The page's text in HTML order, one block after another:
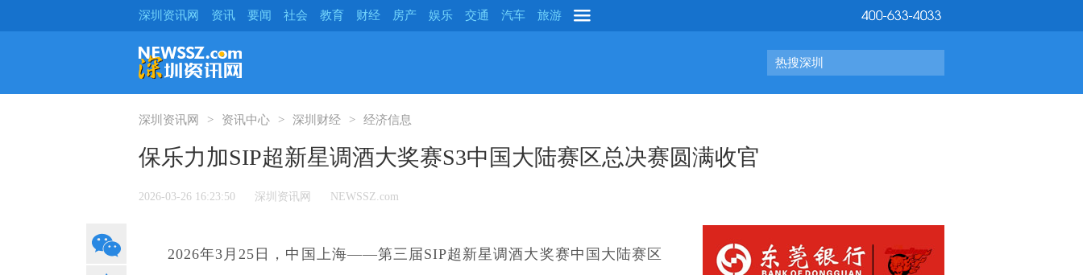
深圳资讯网 资讯 要闻 社会 教育 财经 房产 娱乐 交通 汽车 旅游
热搜深圳
深圳资讯网 资讯中心 深圳财经 经济信息
保乐力加SIP超新星调酒大奖赛S3中国大陆赛区总决赛圆满收官
2026-03-26 16:23:50 深圳资讯网 NEWSSZ.com
2026年3月25日，中国上海——第三届SIP超新星调酒大奖赛中国大陆赛区